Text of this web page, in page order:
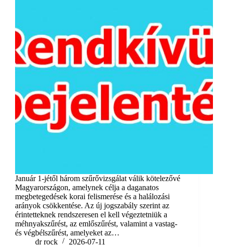
Január 1-jétől három szűrővizsgálat válik kötelezővé
Magyarországon, amelynek célja a daganatos
megbetegedések korai felismerése és a halálozási
arányok csökkentése. Az új jogszabály szerint az
érintetteknek rendszeresen el kell végeztetniük a
méhnyakszűrést, az emlőszűrést, valamint a vastag-
és végbélszűrést, amelyeket az…
dr rock
2026-07-11